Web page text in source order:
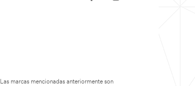
Las marcas mencionadas anteriormente son